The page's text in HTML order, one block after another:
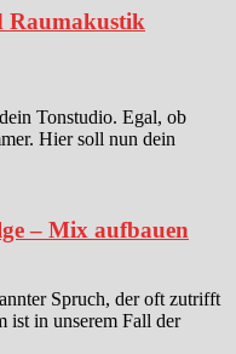
Raumakustik
Tonstudio. Egal, ob
Hier soll nun dein
– Mix aufbauen
Spruch, der oft zutrifft
ist in unserem Fall der